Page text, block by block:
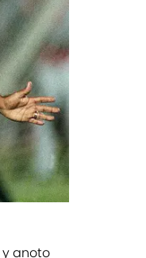
y anoto